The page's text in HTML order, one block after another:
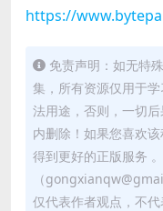
https://
免责声明：如无特
集，所有资源仅用于
法用途，否则，一切
内删除！如果您喜欢
得到更好的正版服务
（
仅代表作者观点，不代